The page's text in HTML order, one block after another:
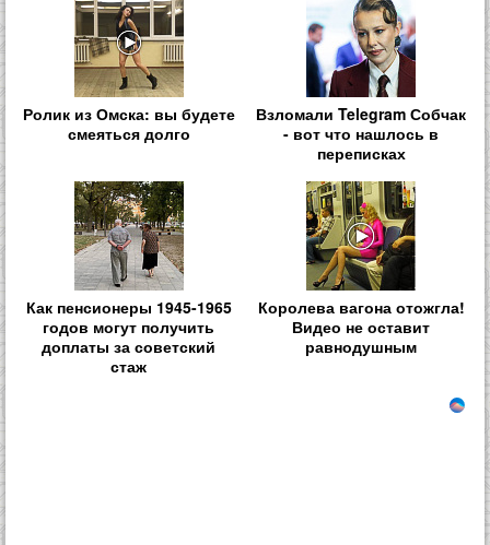
Ролик из Омска: вы будете
смеяться долго
Взломали Telegram Собчак
- вот что нашлось в
переписках
Как пенсионеры 1945-1965
годов могут получить
доплаты за советский
стаж
Королева вагона отожгла!
Видео не оставит
равнодушным